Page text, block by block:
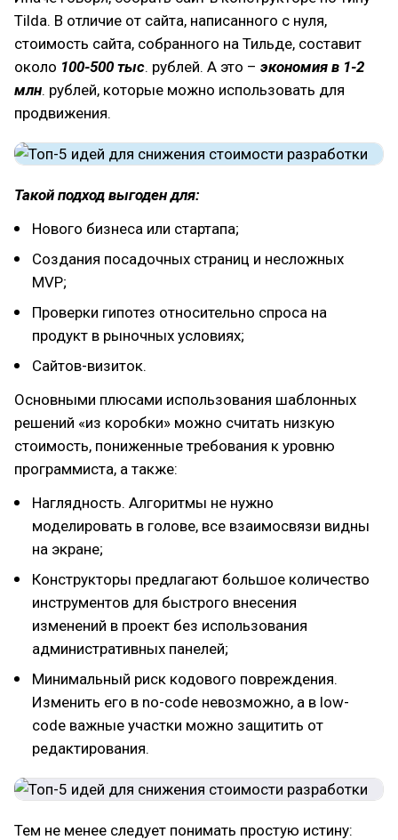
Tilda. В отличие от сайта, написанного с нуля,
стоимость сайта, собранного на Тильде, составит
около 100-500 тыс. рублей. А это – экономия в 1-2
млн. рублей, которые можно использовать для
продвижения.
Такой подход выгоден для:
Нового бизнеса или стартапа;
Создания посадочных страниц и несложных
MVP;
Проверки гипотез относительно спроса на
продукт в рыночных условиях;
Сайтов-визиток.
Основными плюсами использования шаблонных
решений «из коробки» можно считать низкую
стоимость, пониженные требования к уровню
программиста, а также:
Наглядность. Алгоритмы не нужно
моделировать в голове, все взаимосвязи видны
на экране;
Конструкторы предлагают большое количество
инструментов для быстрого внесения
изменений в проект без использования
административных панелей;
Минимальный риск кодового повреждения.
Изменить его в no-code невозможно, а в low-
code важные участки можно защитить от
редактирования.
Тем не менее следует понимать простую истину: